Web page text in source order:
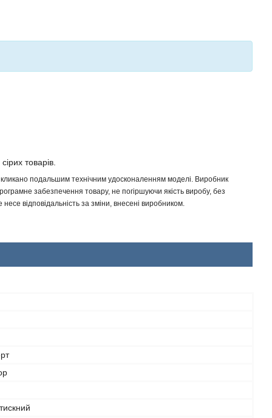
товарів.
подальшим технічним удосконаленням моделі. Виробник
забезпечення товару, не погіршуючи якість виробу, без
відповідальність за зміни, внесені виробником.